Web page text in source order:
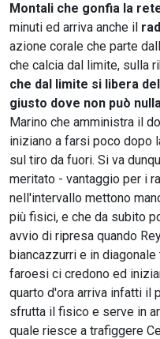
Montali che gonfia la
minuti ed arriva anche il
azione corale che parte
che calcia dal limite, sulla
che dal limite si libera
giusto dove non può
Marino che amministra il
iniziano a farsi poco dopo
sul tiro da fuori. Si va
meritato - vantaggio per i
nell'intervallo mettono
più fisici, e che da subito
avvio di ripresa quando
biancazzurri e in
faroesi ci credono ed
quarto d'ora arriva infatti il
sfrutta il fisico e serve in
quale riesce a trafiggere